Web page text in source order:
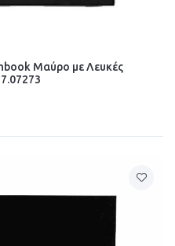
Μαύρο με Λευκές